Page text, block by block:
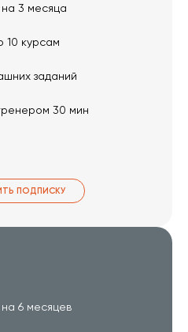
3 месяца
10 курсам
заданий
30 мин
ПОДПИСКУ
6 месяцев